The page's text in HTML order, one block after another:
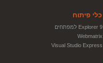
כלי פיתוח
Explorer 9 למפתחים
Webmatrix
Visual Studio Express